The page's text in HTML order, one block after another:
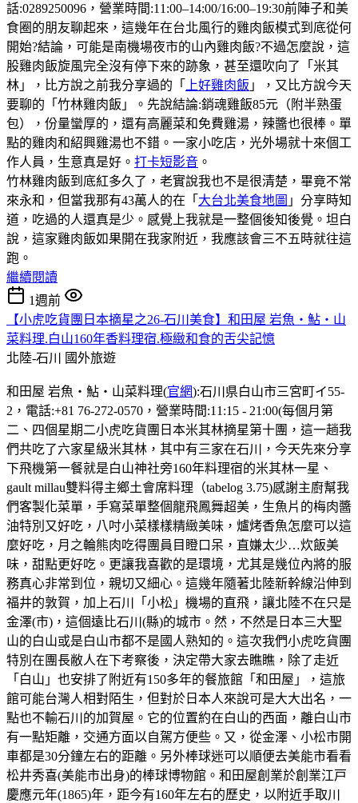
話:0289250096，營業時間:11:00–14:00/16:00–19:30前陣子和美
食圈的朋友聊起來，這幾年在台北風行的雞肉飯模式到底從何
開始?結論，可能是南機場夜市的山內雞肉飯?不過怎麼說，這
股雞肉飯旋風完全沒有停下來的跡象，甚至還吹向了「米其
林」，比方說之前我分享過的「
上好雞肉飯 」，又比方說今天
要聊的「竹林雞肉飯」。先說結論:銷魂雞飯85元（附半熟蛋
包），份量蠻厚的，還有高麗菜和免費雞湯，辣醬也很棒。單
點的雞肉和紹興雞湯也不錯。一家小吃店，光外場就十來個工
作人員，生意真是好。 打卡短影音 。
竹林雞肉飯到底紅多久了，老實說我也不是很清楚，畢竟不常
來永和，但當我那有43萬人的在「 大台北美食地圖 」分享時知
道，吃過的人還真是少。感覺上我就是一整個後知後覺。坦白
說，這家雞肉飯如果開在我家附近，我應該會三不五時就往這
跑。
繼續閱讀
1週前
【小虎吃貨團日本摘星之26-石川美食】和田屋 岩魚・鮎・山
菜料理.白山160年香料理宿.極緻和食的舌尖記憶
北陸-石川
國外旅遊
和田屋 岩魚・鮎・山菜料理(官網):石川県白山市三宮町イ55-
2，電話:+81 76-272-0570，營業時間:11:15 - 21:00(每個月第
二、四個星期二小虎吃貨團日本米其林摘星第十團，這一趟我
們共吃了六家星級米其林，其中有三家在石川，今天先來分享
下飛機第一餐就是白山神社旁160年料理宿的米其林一星、
gault millau雙料得主鄉土會席料理（tabelog 3.75)感謝主廚幫我
們客製化菜單，手寫菜單整個龍飛鳳舞超美，生魚片的梅肉醬
油特別又好吃，八吋小菜樣樣精緻美味，爐烤香魚怎麼可以這
麼好吃，月之輪熊肉吃得團員目瞪口呆，直嫌太少…炊飯美
味，甜點更好吃。更讓我喜歡的是環境，尤其是幾位內將的服
務真心非常到位，親切又細心。這幾年隨著北陸新幹線沿伸到
福井的敦賀，加上石川「小松」機場的直飛，讓北陸不在只是
金澤(市)，這個遠比石川(縣)的城市。然，不然是日本三大聖
山的白山或是白山市都不是國人熟知的。這次我們小虎吃貨團
特別在團長敝人在下考察後，決定帶大家去瞧瞧，除了走近
「白山」也安排了附近有150多年的餐旅館「和田屋」，這旅
館可能台灣人相對陌生，但對於日本人來說可是大大出名，一
點也不輸石川的加賀屋。它的位置約在白山的西面，離白山市
有一點矩離，交通方面以自駕方便些。又，從金澤、小松市開
車都是30分鐘左右的距離。另外棒球迷可以順便去美能市看看
松井秀喜(美能市出身)的棒球博物館。和田屋創業於創業江戸
慶應元年(1865)年，距今有160年左右的歷史，以附近手取川